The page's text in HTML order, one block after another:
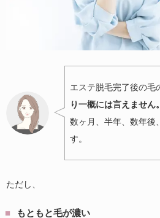
エステ脱毛完了後の毛
り一概には言えません。
数ヶ月、半年、数年後
す。
ただし、
もともと毛が濃い